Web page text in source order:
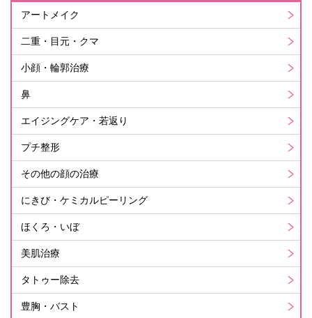
アートメイク
二重・目元・クマ
小顔・輪郭治療
鼻
エイジングケア・若返り
プチ整形
その他の顔の治療
にきび・ケミカルピーリング
ほくろ・いぼ
美肌治療
タトゥー除去
豊胸・バスト